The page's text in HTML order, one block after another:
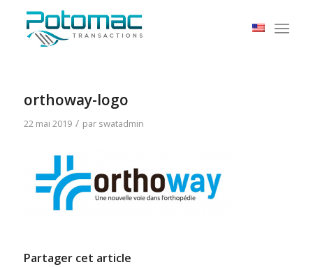
orthoway-logo
22 mai 2019 / par swatadmin
Partager cet article